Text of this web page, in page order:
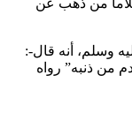
كلاما من ذهب عن
وسلم، أنه قال-:
من ذنبه” رواه